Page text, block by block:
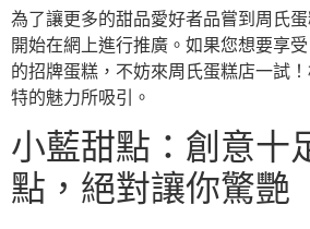
為了讓更多的甜品愛好者品嘗到周氏
開始在網上進行推廣。如果您想要享
的招牌蛋糕，不妨來周氏蛋糕店一試
特的魅力所吸引。
小藍甜點：創意十
點，絕對讓你驚艷